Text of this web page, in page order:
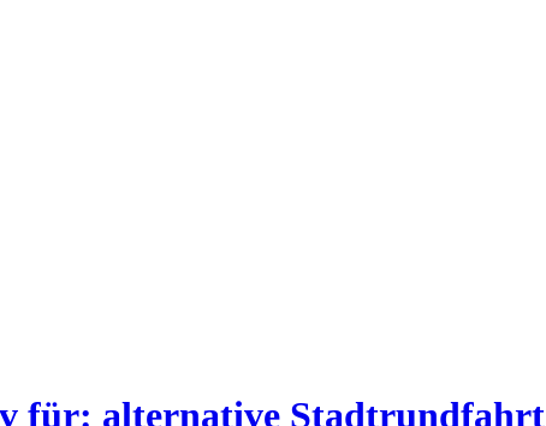
für: alternative Stadtrundfahrt